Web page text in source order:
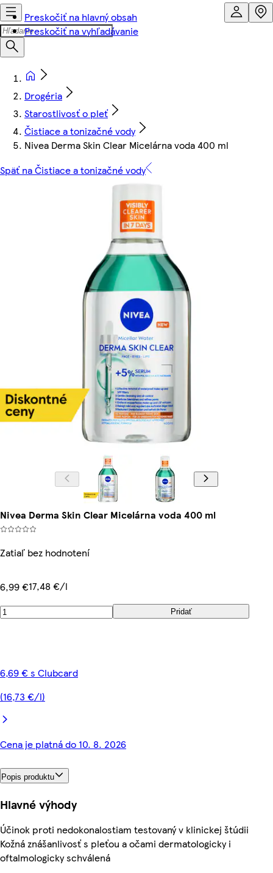
Preskočiť na hlavný obsah
Preskočiť na vyhľadávanie
Drogéria
Starostlivosť o pleť
Čistiace a tonizačné vody
Nivea Derma Skin Clear Micelárna voda 400 ml
Späť na Čistiace a tonizačné vody
Nivea Derma Skin Clear Micelárna voda 400 ml
Zatiaľ bez hodnotení
6,99 €17,48 €/l
Pridať
6,69 € s Clubcard
(16,73 €/l)
Cena je platná do 10. 8. 2026
Popis produktu
Hlavné výhody
Účinok proti nedokonalostiam testovaný v klinickej štúdii
Kožná znášanlivosť s pleťou a očami dermatologicky i
oftalmologicky schválená